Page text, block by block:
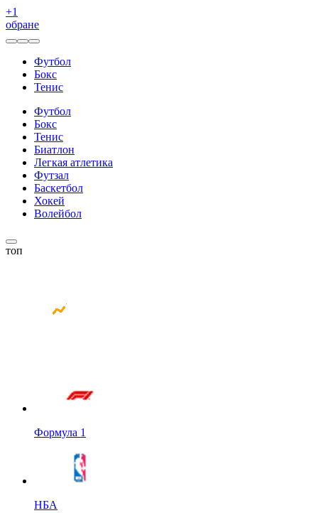
+1
обране
Футбол
Бокс
Тенис
Футбол
Бокс
Тенис
Биатлон
Легкая атлетика
Футзал
Баскетбол
Хокей
Волейбол
топ
Формула 1
НБА